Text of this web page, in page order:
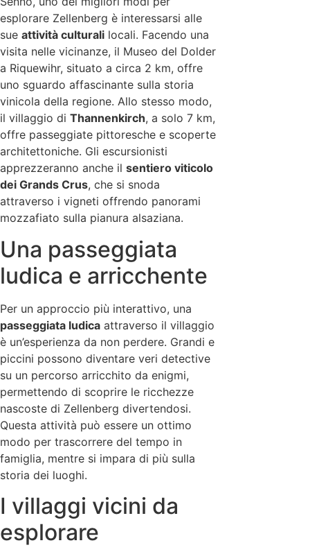
esplorare Zellenberg è interessarsi alle
sue attività culturali locali. Facendo una
visita nelle vicinanze, il Museo del Dolder
a Riquewihr, situato a circa 2 km, offre
uno sguardo affascinante sulla storia
vinicola della regione. Allo stesso modo,
il villaggio di Thannenkirch, a solo 7 km,
offre passeggiate pittoresche e scoperte
architettoniche. Gli escursionisti
apprezzeranno anche il sentiero viticolo
dei Grands Crus, che si snoda
attraverso i vigneti offrendo panorami
mozzafiato sulla pianura alsaziana.
Una passeggiata
ludica e arricchente
Per un approccio più interattivo, una
passeggiata ludica attraverso il villaggio
è un’esperienza da non perdere. Grandi e
piccini possono diventare veri detective
su un percorso arricchito da enigmi,
permettendo di scoprire le ricchezze
nascoste di Zellenberg divertendosi.
Questa attività può essere un ottimo
modo per trascorrere del tempo in
famiglia, mentre si impara di più sulla
storia dei luoghi.
I villaggi vicini da
esplorare